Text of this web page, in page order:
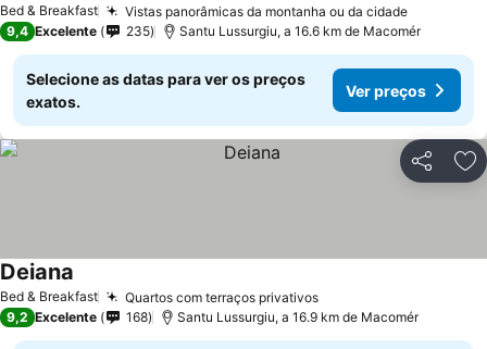
Bed & Breakfast Vistas panorâmicas da montanha ou da cidade
9,4 Excelente 235 Santu Lussurgiu, a 16.6 km de Macomér
Selecione as datas para ver os preços
exatos.
Ver preços
Partilhar
Bed & Breakfast Quartos com terraços privativos
Deiana
9,2 Excelente 168 Santu Lussurgiu, a 16.9 km de Macomér